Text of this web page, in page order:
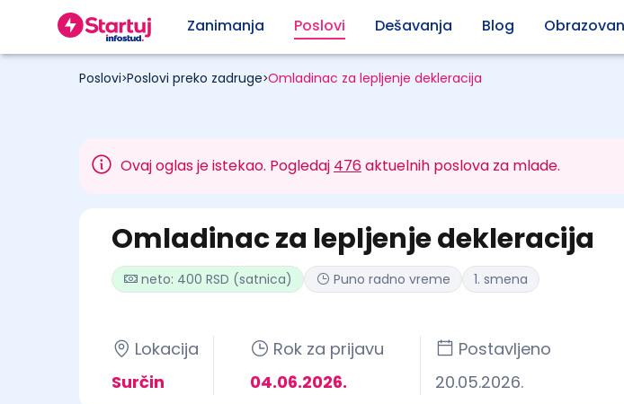
Zanimanja Poslovi Dešavanja Blog
Poslovi>Poslovi preko zadruge>Omladinac za lepljenje dekleracija
Ovaj oglas je istekao. Pogledaj 476aktuelnih poslova za mlade.
Omladinac za lepljenje dekleracija
Lokacija
Surčin
Rok za prijavu
04.06.2026.
Postavljeno
20.05.2026.
neto: 400 RSD (satnica) Puno radno vreme 1. smena